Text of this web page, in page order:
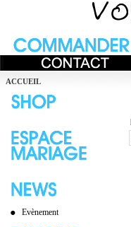
ACCUEIL
Evènement